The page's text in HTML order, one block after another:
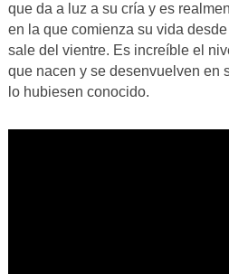
que da a luz a su cría y es
en la que comienza su vida
sale del vientre. Es increíble el
que nacen y se desenvuelven en
lo hubiesen conocido.